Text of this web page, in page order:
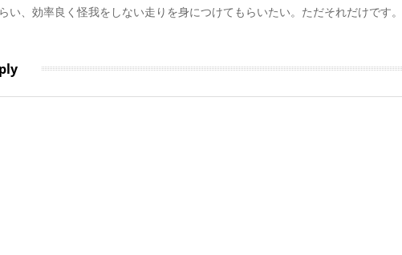
らい、効率良く怪我をしない走りを身につけてもらいたい。ただそれだけです。